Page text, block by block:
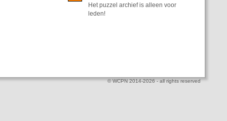
Het puzzel archief is alleen voor
leden!
© WCPN 2014-2026 - all rights reserved